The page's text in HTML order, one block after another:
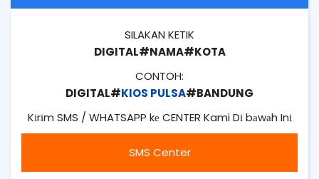
SILAKAN KETIK
DIGITAL#NAMA#KOTA
CONTOH:
DIGITAL#KIOS PULSA#BANDUNG
Kіrіm SMS / WHATSAPP kе CENTER Kami Dі bаwаh Inі
SMS Center